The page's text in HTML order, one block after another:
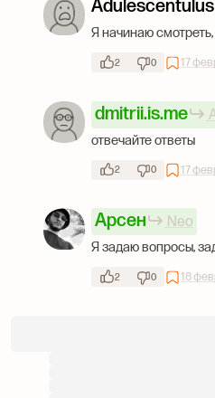
Я начинаю
2 0 17
dmitrii.is.me
отвечайте ответы
2 0 17
Арсен
Neo
Я задаю вопросы,
2 0 18